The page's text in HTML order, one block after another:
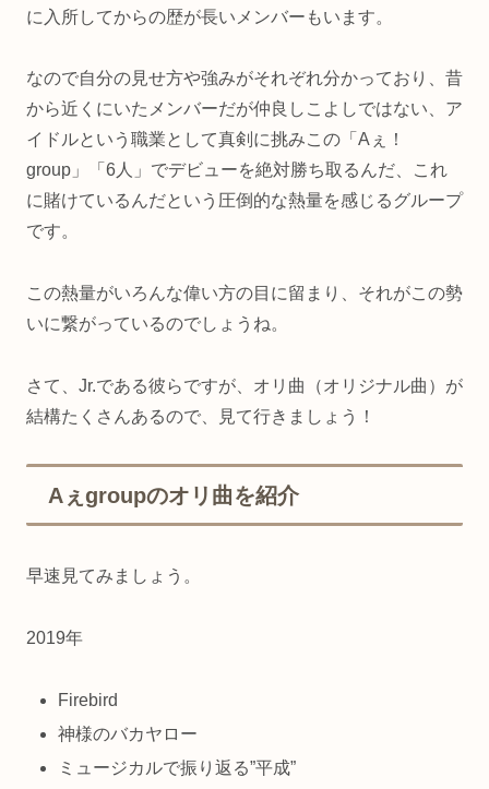
に入所してからの歴が長いメンバーもいます。
なので自分の見せ方や強みがそれぞれ分かっており、昔
から近くにいたメンバーだが仲良しこよしではない、ア
イドルという職業として真剣に挑みこの「Aぇ！
group」「6人」でデビューを絶対勝ち取るんだ、これ
に賭けているんだという圧倒的な熱量を感じるグループ
です。
この熱量がいろんな偉い方の目に留まり、それがこの勢
いに繋がっているのでしょうね。
さて、Jr.である彼らですが、オリ曲（オリジナル曲）が
結構たくさんあるので、見て行きましょう！
Aぇgroupのオリ曲を紹介
早速見てみましょう。
2019年
Firebird
神様のバカヤロー
ミュージカルで振り返る”平成”